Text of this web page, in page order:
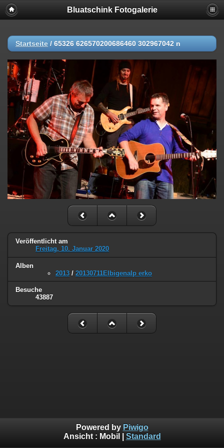
Bluatschink Fotogalerie
Startseite / 65326 626570200686460 302967042 n
Veröffentlicht am
Freitag, 10. Januar 2020
Alben
2013 / 20130711Elbigenalp erko
Besuche
43887
Powered by Piwigo
Ansicht : Mobil Standard